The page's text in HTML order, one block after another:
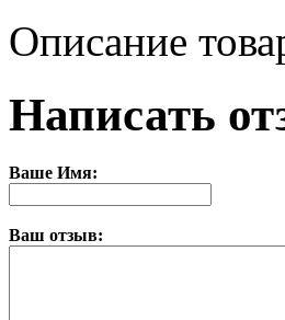
Описание
Написать
Ваше Имя:
Ваш отзыв: